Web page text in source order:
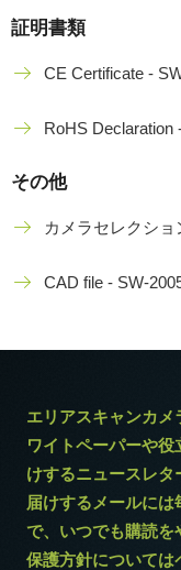
証明書類
CE Certificate -
RoHS Declaration
その他
カメラセレクショ
CAD file - SW-
エリアスキャンカ
ワイトペーパーや
けするニュースレ
届けするメールに
で、いつでも購読を
保護方針について